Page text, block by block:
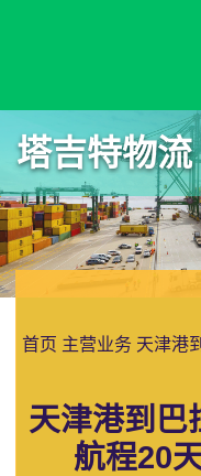
塔吉特物流
首页 主营业务 天津港
天津港到巴
航程20